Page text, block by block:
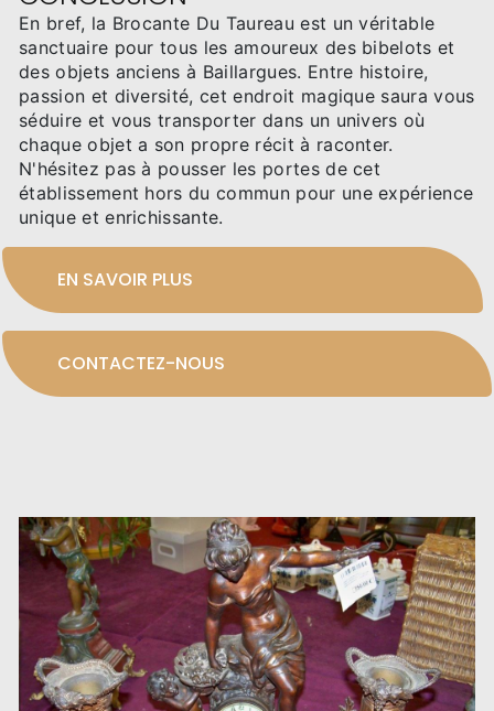
En bref, la Brocante Du Taureau est un véritable
sanctuaire pour tous les amoureux des bibelots et
des objets anciens à Baillargues. Entre histoire,
passion et diversité, cet endroit magique saura vous
séduire et vous transporter dans un univers où
chaque objet a son propre récit à raconter.
N'hésitez pas à pousser les portes de cet
établissement hors du commun pour une expérience
unique et enrichissante.
EN SAVOIR PLUS
CONTACTEZ-NOUS